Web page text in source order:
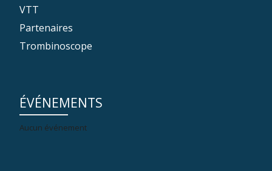
VTT
Partenaires
Trombinoscope
ÉVÉNEMENTS
Aucun événement